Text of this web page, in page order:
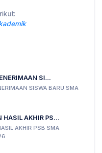
SI...
SISWA BARU SMA
HASIL AKHIR PS...
AKHIR PSB SMA